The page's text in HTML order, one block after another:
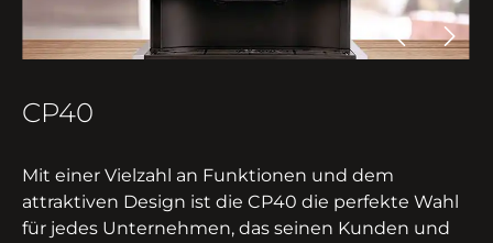
CP40
Mit einer Vielzahl an Funktionen und dem
attraktiven Design ist die CP40 die perfekte Wahl
für jedes Unternehmen, das seinen Kunden und